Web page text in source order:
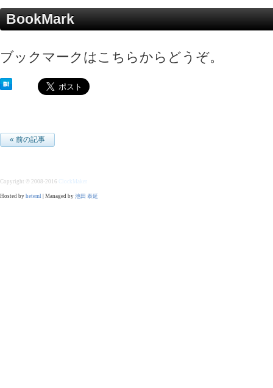
BookMark
ブックマークはこちらからどうぞ。
« 前の記事
Copyright © 2008-2016 ClockMaker
Hosted by heteml | Managed by 池田 泰延